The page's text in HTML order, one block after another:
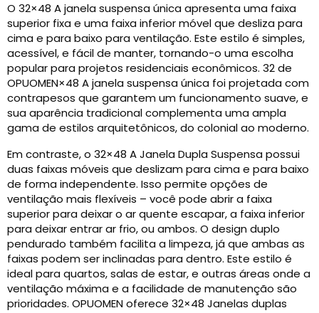
O 32×48 A janela suspensa única apresenta uma faixa
superior fixa e uma faixa inferior móvel que desliza para
cima e para baixo para ventilação. Este estilo é simples,
acessível, e fácil de manter, tornando-o uma escolha
popular para projetos residenciais econômicos. 32 de
OPUOMEN×48 A janela suspensa única foi projetada com
contrapesos que garantem um funcionamento suave, e
sua aparência tradicional complementa uma ampla
gama de estilos arquitetônicos, do colonial ao moderno.
Em contraste, o 32×48 A Janela Dupla Suspensa possui
duas faixas móveis que deslizam para cima e para baixo
de forma independente. Isso permite opções de
ventilação mais flexíveis – você pode abrir a faixa
superior para deixar o ar quente escapar, a faixa inferior
para deixar entrar ar frio, ou ambos. O design duplo
pendurado também facilita a limpeza, já que ambas as
faixas podem ser inclinadas para dentro. Este estilo é
ideal para quartos, salas de estar, e outras áreas onde a
ventilação máxima e a facilidade de manutenção são
prioridades. OPUOMEN oferece 32×48 Janelas duplas